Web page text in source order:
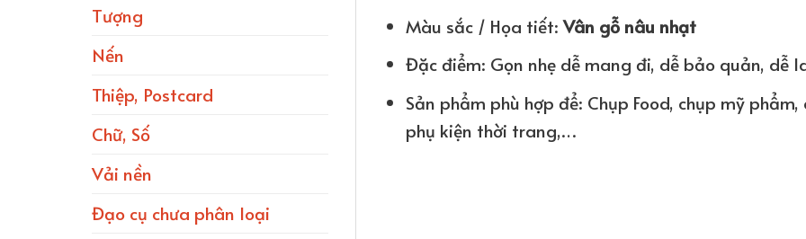
Tượng
Nến
Thiệp, Postcard
Chữ, Số
Vải nền
Đạo cụ chưa phân loại
Màu sắc / Họa tiết:Vân gỗ nâu nhạt
Đặc điểm: Gọn nhẹ dễ mang đi, dễ bảo quản, dễ
Sản phẩm phù hợp để: Chụp Food, chụp mỹ
phụ kiện thời trang,…